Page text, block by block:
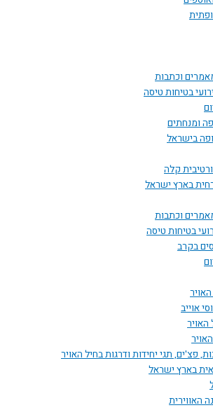
וכתבות
בטיחות טיסה
ומנחתים
בישראל
קלה
בארץ ישראל
וכתבות
בטיחות טיסה
בקרב
אוייב
האויר
פצ'ים, תגי יחידות ודרגות בחיל האויר
בארץ ישראל
האווירית